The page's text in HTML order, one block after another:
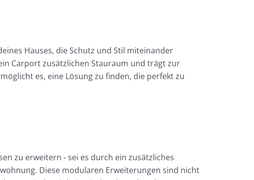
Hauses, die Schutz und Stil miteinander
Carport zusätzlichen Stauraum und trägt zur
es, eine Lösung zu finden, die perfekt zu
zu erweitern - sei es durch ein zusätzliches
Diese modularen Erweiterungen sind nicht